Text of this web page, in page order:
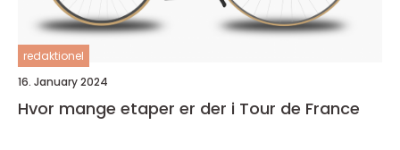
redaktionel
16. January 2024
Hvor mange etaper er der i Tour de France